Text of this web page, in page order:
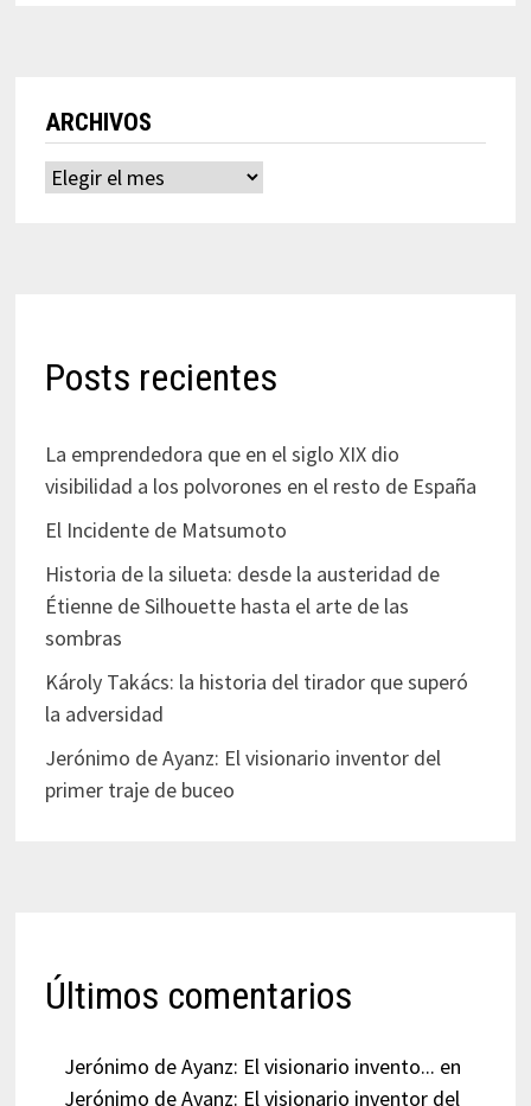
ARCHIVOS
Archivos
Posts recientes
La emprendedora que en el siglo XIX dio
visibilidad a los polvorones en el resto de España
El Incidente de Matsumoto
Historia de la silueta: desde la austeridad de
Étienne de Silhouette hasta el arte de las
sombras
Károly Takács: la historia del tirador que superó
la adversidad
Jerónimo de Ayanz: El visionario inventor del
primer traje de buceo
Últimos comentarios
Jerónimo de Ayanz: El visionario invento... en
Jerónimo de Ayanz: El visionario inventor del